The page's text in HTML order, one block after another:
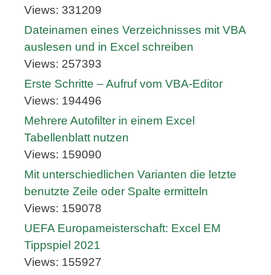
Views: 331209
Dateinamen eines Verzeichnisses mit VBA
auslesen und in Excel schreiben
Views: 257393
Erste Schritte – Aufruf vom VBA-Editor
Views: 194496
Mehrere Autofilter in einem Excel
Tabellenblatt nutzen
Views: 159090
Mit unterschiedlichen Varianten die letzte
benutzte Zeile oder Spalte ermitteln
Views: 159078
UEFA Europameisterschaft: Excel EM
Tippspiel 2021
Views: 155927